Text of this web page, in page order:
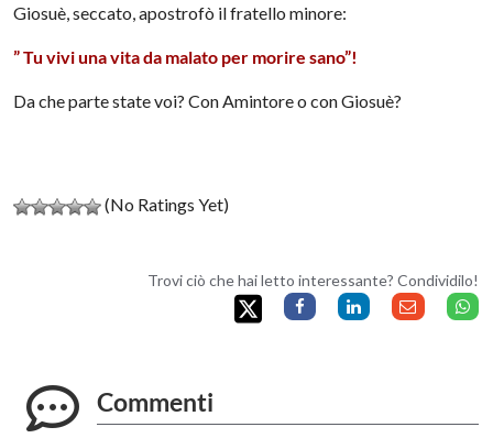
Giosuè, seccato, apostrofò il fratello minore:
” Tu vivi una vita da malato per morire sano”!
Da che parte state voi? Con Amintore o con Giosuè?
(No Ratings Yet)
Trovi ciò che hai letto interessante? Condividilo!
Commenti